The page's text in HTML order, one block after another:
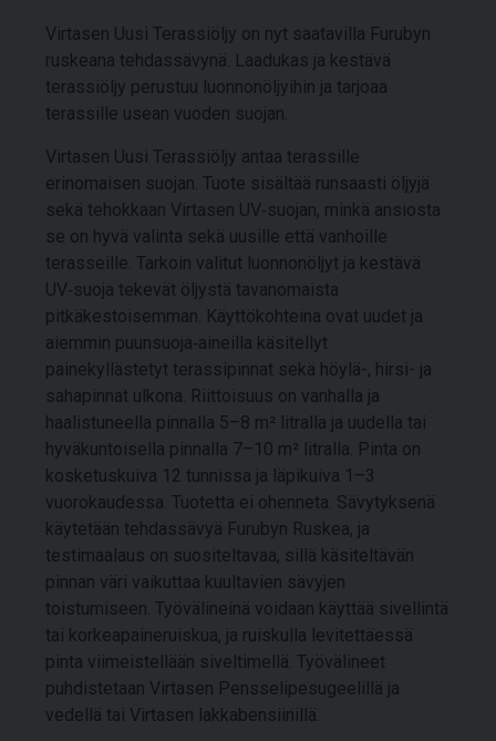
Virtasen Uusi Terassiöljy on nyt saatavilla Furubyn
ruskeana tehdassävynä. Laadukas ja kestävä
terassiöljy perustuu luonnonöljyihin ja tarjoaa
terassille usean vuoden suojan.
Virtasen Uusi Terassiöljy antaa terassille
erinomaisen suojan. Tuote sisältää runsaasti öljyjä
sekä tehokkaan Virtasen UV‑suojan, minkä ansiosta
se on hyvä valinta sekä uusille että vanhoille
terasseille. Tarkoin valitut luonnonöljyt ja kestävä
UV‑suoja tekevät öljystä tavanomaista
pitkäkestoisemman. Käyttökohteina ovat uudet ja
aiemmin puunsuoja‑aineilla käsitellyt
painekyllästetyt terassipinnat sekä höylä-, hirsi- ja
sahapinnat ulkona. Riittoisuus on vanhalla ja
haalistuneella pinnalla 5–8 m² litralla ja uudella tai
hyväkuntoisella pinnalla 7–10 m² litralla. Pinta on
kosketuskuiva 12 tunnissa ja läpikuiva 1–3
vuorokaudessa. Tuotetta ei ohenneta. Sävytyksenä
käytetään tehdassävyä Furubyn Ruskea, ja
testimaalaus on suositeltavaa, sillä käsiteltävän
pinnan väri vaikuttaa kuultavien sävyjen
toistumiseen. Työvälineinä voidaan käyttää sivellintä
tai korkeapaineruiskua, ja ruiskulla levitettäessä
pinta viimeistellään siveltimellä. Työvälineet
puhdistetaan Virtasen Pensselipesugeelillä ja
vedellä tai Virtasen lakkabensiinillä.